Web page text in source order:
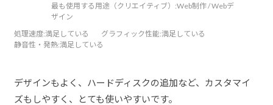
他の機能を期待して★２つとしました。
最も使用する用途（クリエイティブ）:Web制作 / Webデ
ザイン
処理速度:満足している グラフィック性能:満足している
静音性・発熱:満足している
デザインもよく、ハードディスクの追加など、カスタマイ
ズもしやすく、とても使いやすいです。